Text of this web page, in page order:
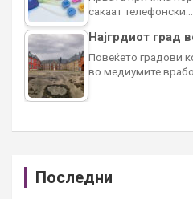
сакаат телефонски…
Најгрдиот град
Повеќето градови
во медиумите
Последни